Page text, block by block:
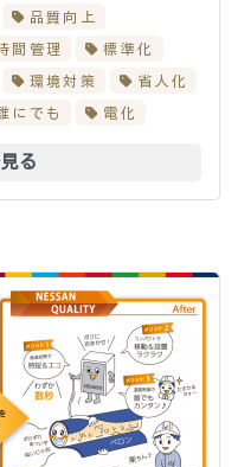
品質向上
間管理 標準化
環境対策 省人化
にでも 電化
る